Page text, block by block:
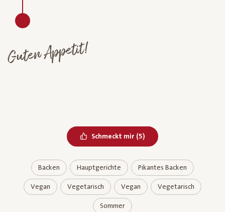
Guten Appetit!
Schmeckt mir Bereits geliked
(5)
Backen Hauptgerichte Pikantes Backen
Vegan Vegetarisch Vegan Vegetarisch
Sommer